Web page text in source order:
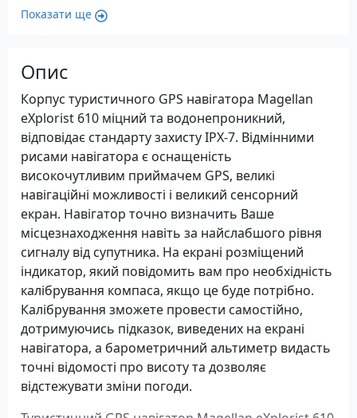
Показати ще
Опис
Корпус туристичного GPS навігатора Magellan
eXplorist 610 міцний та водонепроникний,
відповідає стандарту захисту IPX-7. Відмінними
рисами навігатора є оснащеність
високочутливим приймачем GPS, великі
навігаційні можливості і великий сенсорний
екран. Навігатор точно визначить Ваше
місцезнаходження навіть за найслабшого рівня
сигналу від супутника. На екрані розміщений
індикатор, який повідомить вам про необхідність
калібрування компаса, якщо це буде потрібно.
Калібрування зможете провести самостійно,
дотримуючись підказок, виведених на екрані
навігатора, а барометричний альтиметр видасть
точні відомості про висоту та дозволяє
відстежувати зміни погоди.